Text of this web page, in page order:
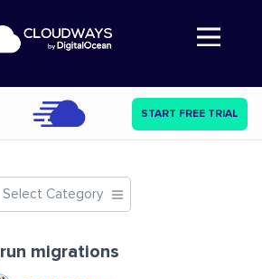
Abre a navegação
START FREE TRIAL
Select Category
run migrations